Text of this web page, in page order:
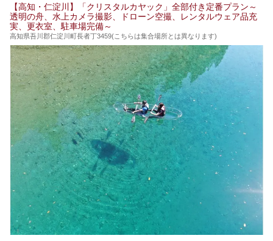
それでは見ていきましょう。
Kですよ♪
それではチェックしてきましょう♪
【高知・仁淀川】「クリスタルカヤック」全部付き定番プラン～
透明の舟、水上カメラ撮影、ドローン空撮、レンタルウェア品充
実、更衣室、駐車場完備～
高知県吾川郡仁淀川町長者丁3459(こちらは集合場所とは異なります)